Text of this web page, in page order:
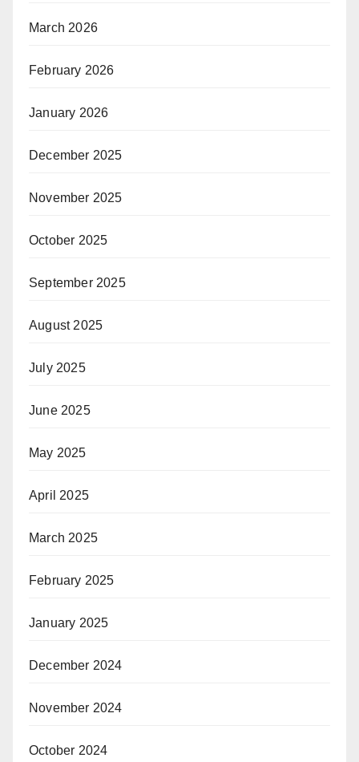
March 2026
February 2026
January 2026
December 2025
November 2025
October 2025
September 2025
August 2025
July 2025
June 2025
May 2025
April 2025
March 2025
February 2025
January 2025
December 2024
November 2024
October 2024